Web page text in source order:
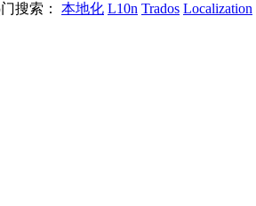
搜索： 本地化 L10n Trados Localization